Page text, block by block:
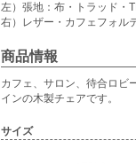
左）張地：布・トラッド・
右）レザー・カフェフォル
商品情報
カフェ、サロン、待合ロビ
インの木製チェアです。
サイズ